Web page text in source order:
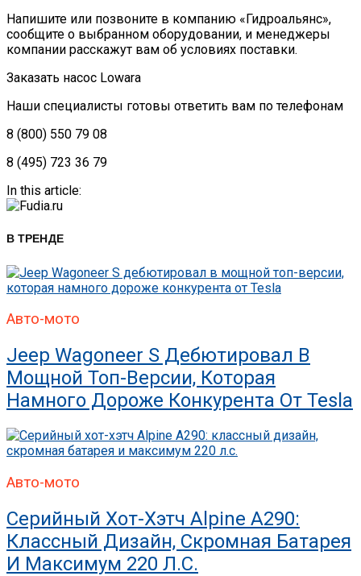
Напишите или позвоните в компанию «Гидроальянс»,
сообщите о выбранном оборудовании, и менеджеры
компании расскажут вам об условиях поставки.
Заказать насос Lowara
Наши специалисты готовы ответить вам по телефонам
8 (800) 550 79 08
8 (495) 723 36 79
In this article:
В ТРЕНДЕ
Авто-мото
Jeep Wagoneer S Дебютировал В
Мощной Топ-Версии, Которая
Намного Дороже Конкурента От Tesla
Авто-мото
Серийный Хот-Хэтч Alpine A290:
Классный Дизайн, Скромная Батарея
И Максимум 220 Л.с.